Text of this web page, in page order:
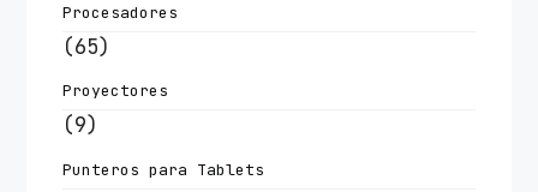
Procesadores
(65)
Proyectores
(9)
Punteros para Tablets